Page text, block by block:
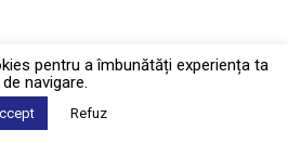
pentru a îmbunătăți experiența ta
de navigare.
Refuz